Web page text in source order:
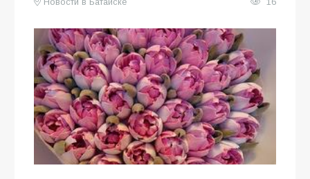
Новости в Батайске
16